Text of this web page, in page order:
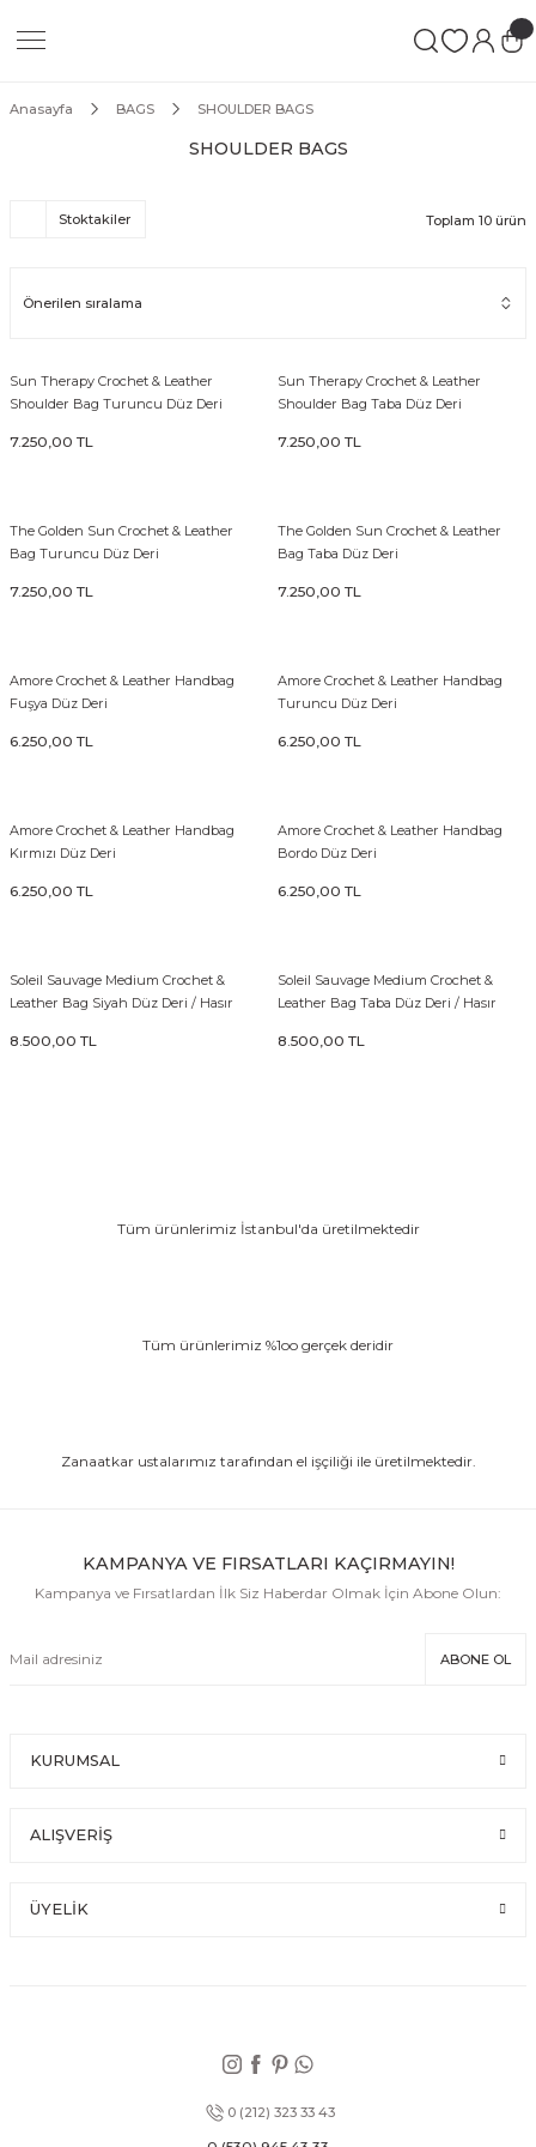
Anasayfa BAGS SHOULDER BAGS
SHOULDER BAGS
Stoktakiler Toplam 10 ürün
Sun Therapy Crochet & Leather
Shoulder Bag Turuncu Düz Deri
7.250,00 TL
Sun Therapy Crochet & Leather
Shoulder Bag Taba Düz Deri
7.250,00 TL
The Golden Sun Crochet & Leather
Bag Turuncu Düz Deri
7.250,00 TL
The Golden Sun Crochet & Leather
Bag Taba Düz Deri
7.250,00 TL
Amore Crochet & Leather Handbag
Fuşya Düz Deri
6.250,00 TL
Amore Crochet & Leather Handbag
Turuncu Düz Deri
6.250,00 TL
Amore Crochet & Leather Handbag
Kırmızı Düz Deri
6.250,00 TL
Amore Crochet & Leather Handbag
Bordo Düz Deri
6.250,00 TL
Soleil Sauvage Medium Crochet &
Leather Bag Siyah Düz Deri / Hasır
8.500,00 TL
Soleil Sauvage Medium Crochet &
Leather Bag Taba Düz Deri / Hasır
8.500,00 TL
Tüm ürünlerimiz İstanbul'da üretilmektedir
Tüm ürünlerimiz %1oo gerçek deridir
Zanaatkar ustalarımız tarafından el işçiliği ile üretilmektedir.
KAMPANYA VE FIRSATLARI KAÇIRMAYIN!
Kampanya ve Fırsatlardan İlk Siz Haberdar Olmak İçin Abone Olun:
ABONE OL
KURUMSAL
ALIŞVERİŞ
ÜYELİK
0 (212) 323 33 43